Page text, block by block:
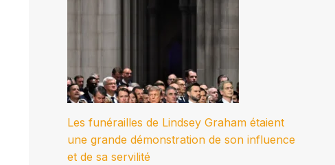
Les funérailles de Lindsey Graham étaient
une grande démonstration de son influence
et de sa servilité